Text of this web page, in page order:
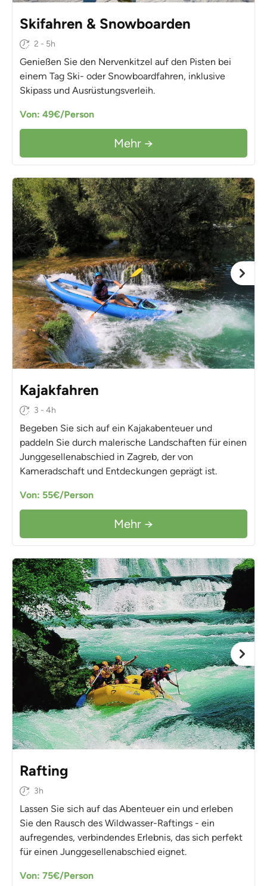
Skifahren & Snowboarden
2 - 5h
Genießen Sie den Nervenkitzel auf den Pisten bei
einem Tag Ski- oder Snowboardfahren, inklusive
Skipass und Ausrüstungsverleih.
Von: 49€/Person
Mehr →
Kajakfahren
3 - 4h
Begeben Sie sich auf ein Kajakabenteuer und
paddeln Sie durch malerische Landschaften für einen
Junggesellenabschied in Zagreb, der von
Kameradschaft und Entdeckungen geprägt ist.
Von: 55€/Person
Mehr →
Rafting
3h
Lassen Sie sich auf das Abenteuer ein und erleben
Sie den Rausch des Wildwasser-Raftings - ein
aufregendes, verbindendes Erlebnis, das sich perfekt
für einen Junggesellenabschied eignet.
Von: 75€/Person